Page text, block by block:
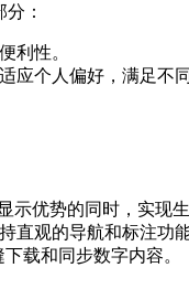
：
利性。
应个人偏好，满足不
示优势的同时，实现
直观的导航和标注功能
载和同步数字内容。